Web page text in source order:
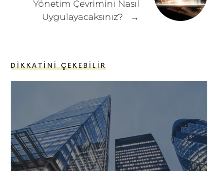
Yönetim Çevrimini Nasıl
Uygulayacaksınız?
→
DIKKATINI ÇEKEBILIR